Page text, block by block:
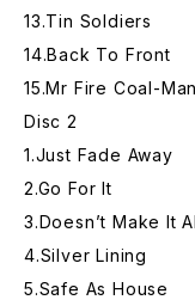
13.Tin Soldiers
14.Back To Front
15.Mr Fire Coal-Man
Disc 2
1.Just Fade Away
2.Go For It
3.Doesn’t Make It
4.Silver Lining
5.Safe As House